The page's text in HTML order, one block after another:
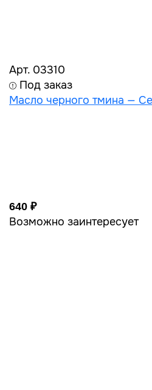
Арт. 03310
Под заказ
Масло черного тмина —
640 ₽
Возможно заинтересует